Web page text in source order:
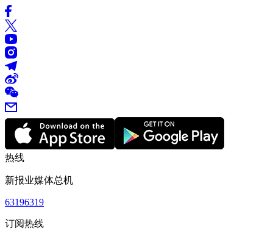
热线
新报业媒体总机
63196319
订阅热线